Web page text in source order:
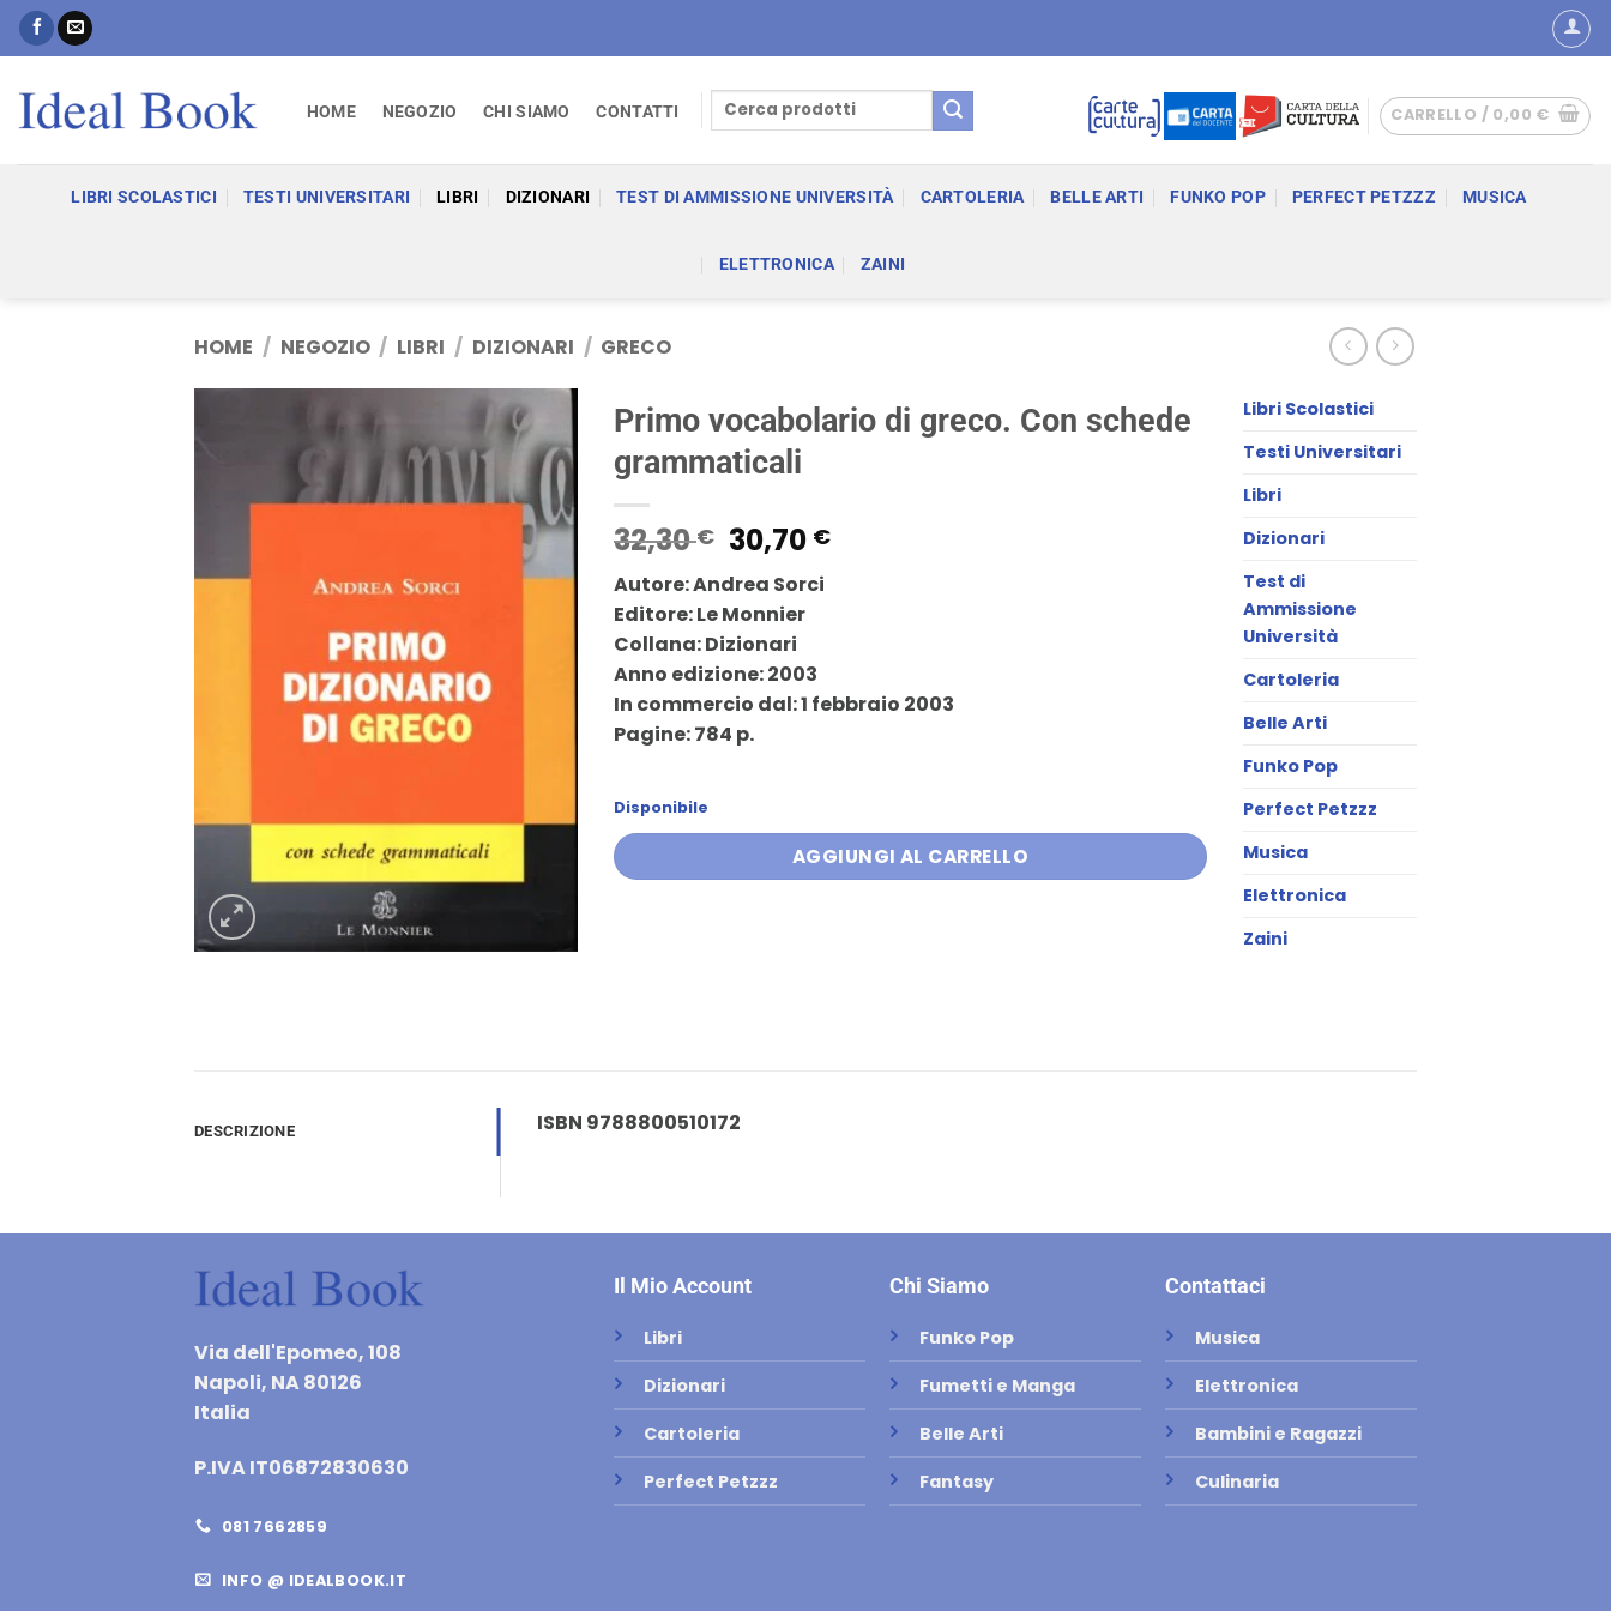
Salta
HOME NEGOZIO CHI SIAMO CONTATTI
Cerca:
CARRELLO / 0,00 €
LIBRI SCOLASTICI TESTI UNIVERSITARI LIBRI DIZIONARI TEST DI AMMISSIONE UNIVERSITÀ CARTOLERIA BELLE ARTI FUNKO POP PERFECT PETZZZ MUSICA
ELETTRONICA ZAINI
HOME / NEGOZIO / LIBRI / DIZIONARI / GRECO
Primo vocabolario di greco. Con schede
grammaticali
32,30€ Il
prezzo
originale
era:
32,30 €.
30,70 €Il
Autore: Andrea Sorci
Editore: Le Monnier
Collana: Dizionari
Anno edizione: 2003
In commercio dal: 1 febbraio 2003
Pagine: 784 p.
Disponibile
AGGIUNGI AL CARRELLO
Libri Scolastici
Testi Universitari
Libri
Dizionari
Test di
Ammissione
Università
Cartoleria
Belle Arti
Funko Pop
Perfect Petzzz
Musica
Elettronica
Zaini
DESCRIZIONE ISBN 9788800510172
Via dell'Epomeo, 108
Napoli, NA 80126
Italia
P.IVA IT06872830630
081 7662859
INFO @ IDEALBOOK.IT
Il Mio Account
Libri
Dizionari
Cartoleria
Perfect Petzzz
Chi Siamo
Funko Pop
Fumetti e Manga
Belle Arti
Fantasy
Contattaci
Musica
Elettronica
Bambini e Ragazzi
Culinaria